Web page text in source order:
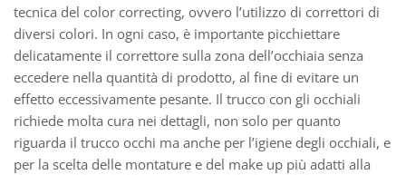
tecnica del color correcting, ovvero l’utilizzo di correttori di
diversi colori. In ogni caso, è importante picchiettare
delicatamente il correttore sulla zona dell’occhiaia senza
eccedere nella quantità di prodotto, al fine di evitare un
effetto eccessivamente pesante. Il trucco con gli occhiali
richiede molta cura nei dettagli, non solo per quanto
riguarda il trucco occhi ma anche per l’igiene degli occhiali, e
per la scelta delle montature e del make up più adatti alla